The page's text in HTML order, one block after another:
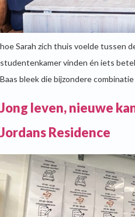
hoe Sarah zich thuis voelde tussen
studentenkamer vinden én iets
Baas bleek die bijzondere
Jong leven, nieuwe
Jordans Residence